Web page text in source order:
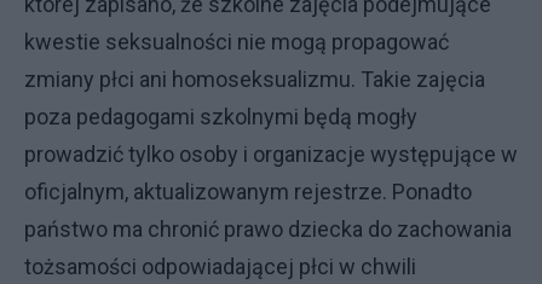
kwestie seksualności nie mogą propagować
zmiany płci ani homoseksualizmu. Takie zajęcia
poza pedagogami szkolnymi będą mogły
prowadzić tylko osoby i organizacje występujące w
oficjalnym, aktualizowanym rejestrze. Ponadto
państwo ma chronić prawo dziecka do zachowania
tożsamości odpowiadającej płci w chwili